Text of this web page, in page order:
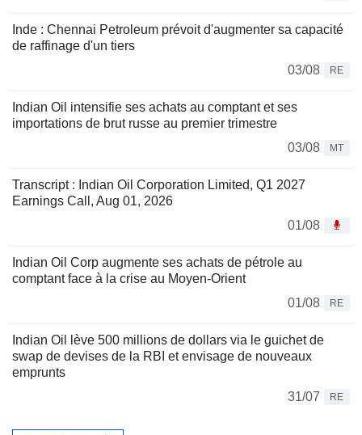
Inde : Chennai Petroleum prévoit d'augmenter sa capacité
de raffinage d'un tiers
03/08
RE
Indian Oil intensifie ses achats au comptant et ses
importations de brut russe au premier trimestre
03/08
MT
Transcript : Indian Oil Corporation Limited, Q1 2027
Earnings Call, Aug 01, 2026
01/08
Indian Oil Corp augmente ses achats de pétrole au
comptant face à la crise au Moyen-Orient
01/08
RE
Indian Oil lève 500 millions de dollars via le guichet de
swap de devises de la RBI et envisage de nouveaux
emprunts
31/07
RE